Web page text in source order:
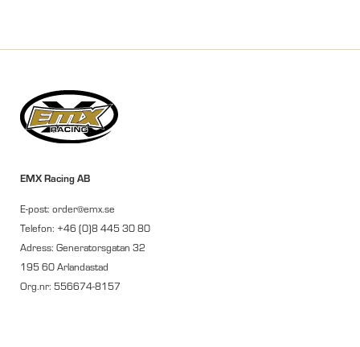
EMX Racing AB
E-post: order@emx.se
Telefon: +46 (0)8 445 30 80
Adress: Generatorsgatan 32
195 60 Arlandastad
Org.nr: 556674-8157